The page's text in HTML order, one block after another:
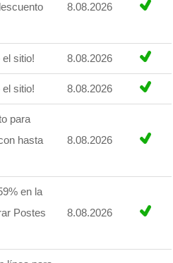
8.08.2026
el sitio! 8.08.2026
el sitio! 8.08.2026
para
hasta
8.08.2026
en la
Postes
8.08.2026